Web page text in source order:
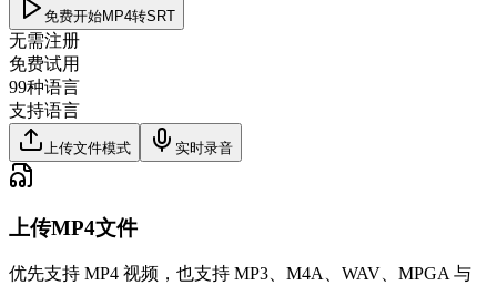
免费开始MP4转SRT
无需注册
免费试用
99种语言
支持语言
上传文件模式 实时录音
上传MP4文件
优先支持 MP4 视频，也支持 MP3、M4A、WAV、MPGA 与